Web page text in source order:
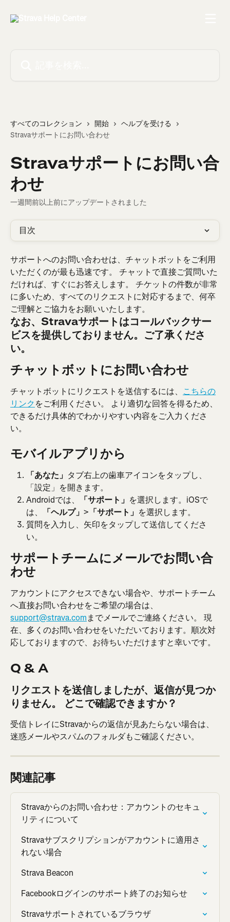
すべてのコレクション 開始
ヘルプを受ける
Stravaサポートにお問い合わせ
Stravaサポートにお問い合
わせ
一週間前以上前にアップデートされました
目次
サポートへのお問い合わせは、チャットボットをご利用
いただくのが最も迅速です。 チャットで直接ご質問いた
だければ、すぐにお答えします。 チケットの件数が非常
に多いため、すべてのリクエストに対応するまで、何卒
ご理解とご協力をお願いいたします。
なお、Stravaサポートはコールバックサー
ビスを提供しておりません。ご了承くださ
い。
チャットボットにお問い合わせ
チャットボットにリクエストを送信するには、 こちらの
リンクをご利用ください。 より適切な回答を得るため、
できるだけ具体的でわかりやすい内容をご入力くださ
い。
モバイルアプリから
「あなた」 タブ右上の歯車アイコンをタップし、
「設定」を開きます。
Androidでは、
「サポート」 を選択します。iOSで
は、
「ヘルプ」 > 「サポート」 を選択します。
質問を入力し、矢印をタップして送信してくださ
い。
サポートチームにメールでお問い合
わせ
アカウントにアクセスできない場合や、サポートチーム
へ直接お問い合わせをご希望の場合は、
support@strava.comまでメールでご連絡ください。 現
在、多くのお問い合わせをいただいております。順次対
応しておりますので、お待ちいただけますと幸いです。
Q & A
リクエストを送信しましたが、返信が見つか
りません。 どこで確認できますか？
受信トレイにStravaからの返信が見あたらない場合は、
迷惑メールやスパムのフォルダもご確認ください。
関連記事
Stravaからのお問い合わせ：アカウントのセキュ
リティについて
Stravaサブスクリプションがアカウントに適用さ
れない場合
Strava Beacon
Facebookログインのサポート終了のお知らせ
Stravaサポートされているブラウザ